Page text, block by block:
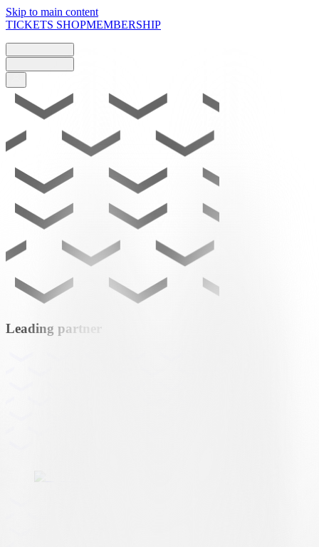
Skip to main content
TICKETS SHOPMEMBERSHIP
Leading partner